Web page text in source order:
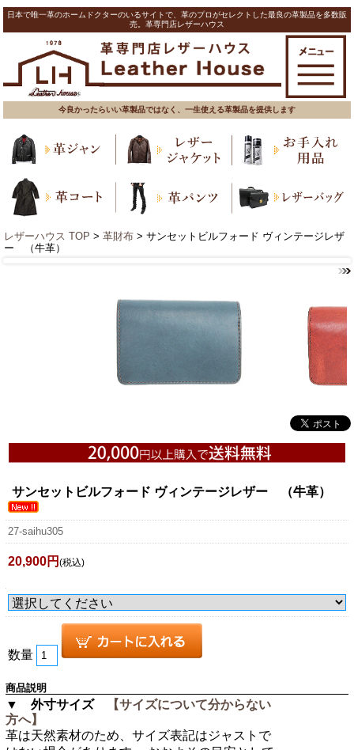
日本で唯一革のホームドクターのいるサイトで、革のプロがセレクトした最良の革製品を多数販
売。革専門店レザーハウス
今良かったらいい革製品ではなく、一生使える革製品を提供します
レザーハウス TOP > 革財布 > サンセットビルフォード ヴィンテージレザ
ー （牛革）
サンセットビルフォード ヴィンテージレザー （牛革）
27-saihu305
20,900円 (税込)
数量
商品説明
▼ 外寸サイズ
【サイズについて分からない
方へ】
革は天然素材のため、サイズ表記はジャストで